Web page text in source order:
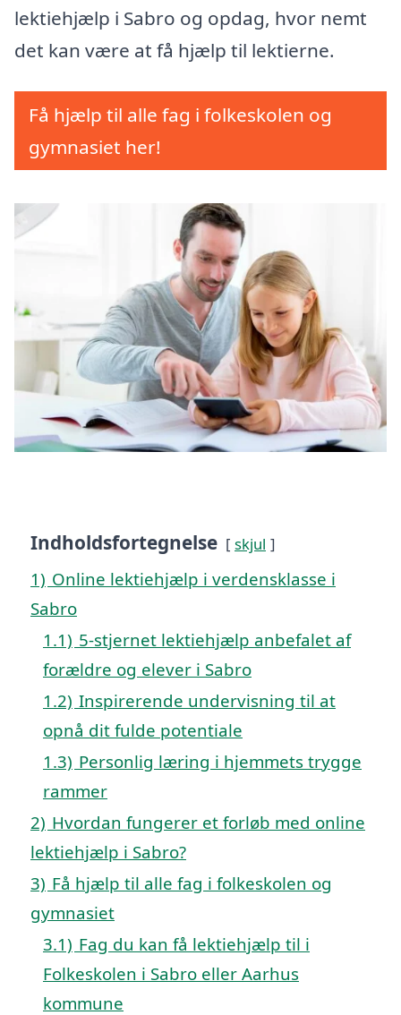
lektiehjælp i Sabro og opdag, hvor nemt
det kan være at få hjælp til lektierne.
Få hjælp til alle fag i folkeskolen og
gymnasiet her!
Indholdsfortegnelse skjul
1) Online lektiehjælp i verdensklasse i
Sabro
1.1) 5-stjernet lektiehjælp anbefalet af
forældre og elever i Sabro
1.2) Inspirerende undervisning til at
opnå dit fulde potentiale
1.3) Personlig læring i hjemmets trygge
rammer
2) Hvordan fungerer et forløb med online
lektiehjælp i Sabro?
3) Få hjælp til alle fag i folkeskolen og
gymnasiet
3.1) Fag du kan få lektiehjælp til i
Folkeskolen i Sabro eller Aarhus
kommune